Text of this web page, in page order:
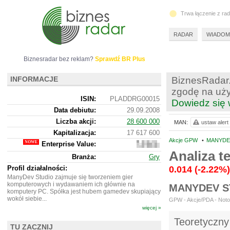
zgodę na
Dowiedz się
Akcje GPW •
Analiza
0.014 (-2.22%)
MANYDEV
GPW - Akcje/PDA -
MAN: ustaw alert
Biznesradar bez reklam? Sprawdź BR Plus
INFORMACJE
ISIN:
PLADDRG00015
Data debiutu:
29.09.2008
Liczba akcji:
28 600 000
Kapitalizacja:
17 617 600
Enterprise Value:
17
760
600
Branża:
Gry
Profil działalności:
ManyDev Studio zajmuje się tworzeniem gier
komputerowych i wydawaniem ich głównie na
komputery PC. Spółka jest hubem gamedev skupiający
wokół siebie...
więcej »
TU ZACZNIJ
Trwa łączenie z
RADAR